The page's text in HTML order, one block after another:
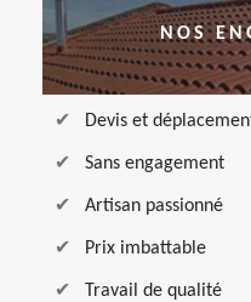
NOS
Devis et
Sans engagement
Artisan passionné
Prix imbattable
Travail de qualité